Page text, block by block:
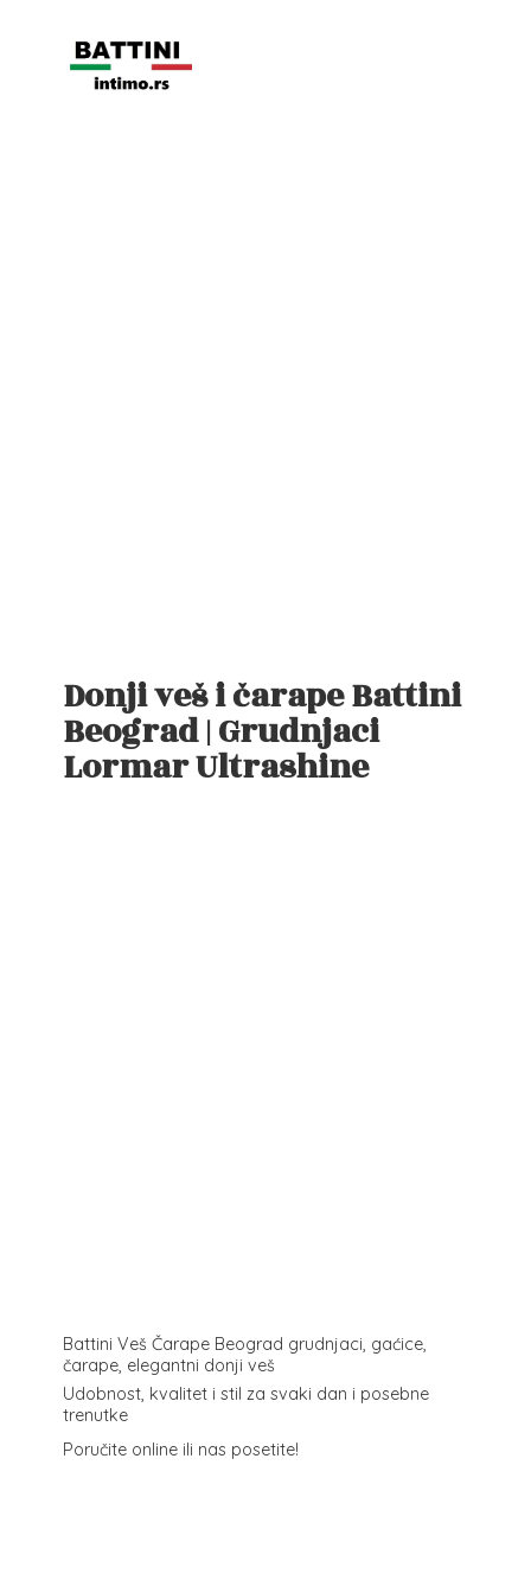
Donji veš i čarape Battini
Beograd | Grudnjaci
Lormar Ultrashine
Battini Veš Čarape Beograd grudnjaci, gaćice,
čarape, elegantni donji veš
Udobnost, kvalitet i stil za svaki dan i posebne
trenutke
Poručite online ili nas posetite!